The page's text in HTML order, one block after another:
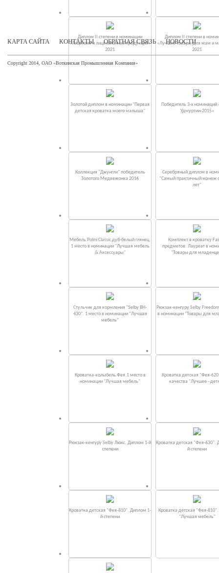
Диплом II степени в номинации
«Лицензия и лицензионная продукция»
2021
Диплом II степени в
«Лучшие товары для мам и
2021
Золотой диплом в номинации "Первая
детская кроватка моего малыша"
Победитель 3-х номинаций
Удмуртии-2015»
Коллекция "Джунгли" победитель
Золотого Медвежонка 2016
Серебряный диплом в
"Самый практичный манеж
лет"
Мебель Polini Classic дуб-белый глянец.
1 место в номинации "Лучшая мебель
& Аксессуары"
Комплект в кроватку
предметов. Лауреат в
“Товары для
Стульчик для кормления "Selby BH-
430". 1 место в номинации "Лучшая
мебель"
Рюкзак-кенгуру Selby
в номинации “Товары для
Кроватка-колыбель Фея.1 место в
номинации "Лучшая мебель"
Кроватка детская "Фея-
качества "Лучшее -
Рюкзак-кенгуру Selby Люкс. Диплом 1-й
степени
Кроватка детская "Фея-630".
й степени
Кроватка детская "Фея-810". Диплом 1-
й степени
Кроватка детская "Фея-
"Лучшая мебель"
КАРТА САЙТА КОНТАКТЫ ОБРАТНАЯ СВЯЗЬ НОВОСТИ
Copyright 2014, ОАО «Воткинская Промышленная Компания»